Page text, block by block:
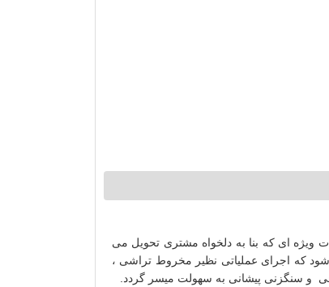
ویژه ای که بنا به دلخواه مشتری تحویل می
شود که اجرای عملیاتی نظیر مخروط تراشی ،
و سنگزنی پیشانی به سهولت میسر گردد.